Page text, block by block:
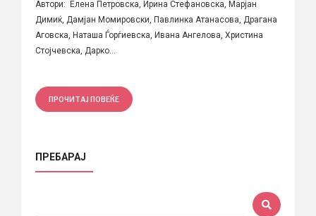
Автори: Елена Петровска, Ирина Стефановска, Марјан
Димиќ, Дамјан Момировски, Павлинка Атанасова, Драгана
Аговска, Наташа Ѓорѓиевска, Ивана Ангелова, Христина
Стојчевска, Дарко...
ПРОЧИТАЈ ПОВЕЌЕ
ПРЕБАРАЈ